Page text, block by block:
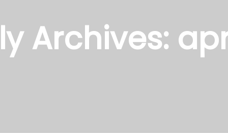
Archives: